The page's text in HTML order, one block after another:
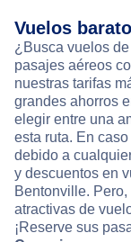
Vuelos
¿Busca vuelos
pasajes aéreos
nuestras tarifas
grandes ahorros
elegir entre una
esta ruta. En
debido a
y descuentos en
Bentonville.
atractivas de
¡Reserve sus